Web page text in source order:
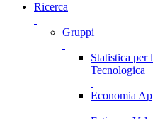
Ricerca
Gruppi
Statistica per
Tecnologica
Economia